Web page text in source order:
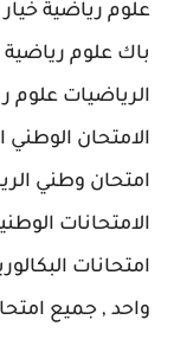
الامتحان الوطني
واحد , جميع